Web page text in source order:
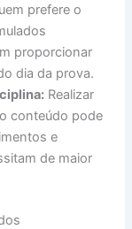
prefere o
proporcionar
dia da prova.
Realizar
conteúdo pode
e
de maior